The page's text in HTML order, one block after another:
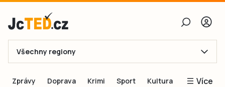
E-mail
Všechny regiony
Zprávy Doprava Krimi Sport Kultura Více